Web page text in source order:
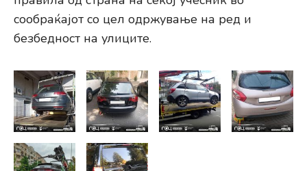
сообраќајот со цел одржување на ред и
безбедност на улиците.